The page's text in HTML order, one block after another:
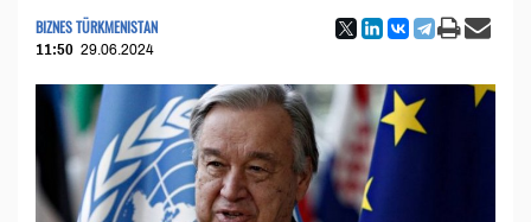
BIZNES TÜRKMENISTAN
11:50 29.06.2024